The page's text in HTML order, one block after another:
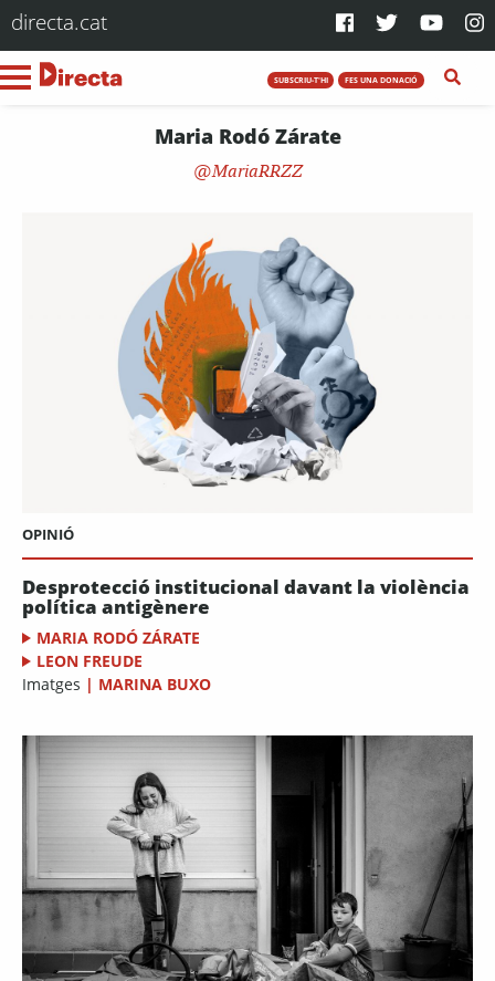
directa.cat
SUBSCRIU-T'HI FES UNA DONACIÓ
Maria Rodó Zárate
MariaRRZZ
OPINIÓ
Desprotecció institucional davant la violència
política antigènere
MARIA RODÓ ZÁRATE
LEON FREUDE
Imatges | MARINA BUXO